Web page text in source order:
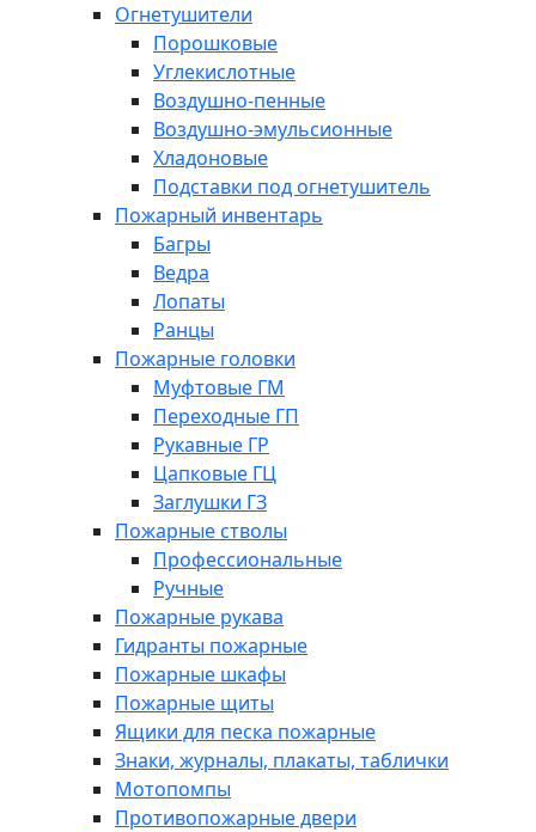
Огнетушители
Порошковые
Углекислотные
Воздушно-пенные
Воздушно-эмульсионные
Хладоновые
Подставки под огнетушитель
Пожарный инвентарь
Багры
Ведра
Лопаты
Ранцы
Пожарные головки
Муфтовые ГМ
Переходные ГП
Рукавные ГР
Цапковые ГЦ
Заглушки ГЗ
Пожарные стволы
Профессиональные
Ручные
Пожарные рукава
Гидранты пожарные
Пожарные шкафы
Пожарные щиты
Ящики для песка пожарные
Знаки, журналы, плакаты, таблички
Мотопомпы
Противопожарные двери